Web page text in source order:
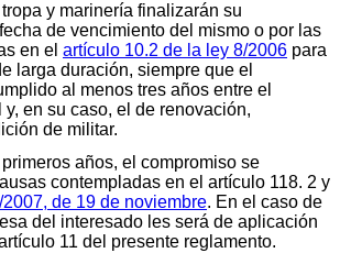
y marinería finalizarán su
de vencimiento del mismo o por las
en el artículo 10.2 de la ley 8/2006 para
larga duración, siempre que el
al menos tres años entre el
en su caso, el de renovación,
de militar.
años, el compromiso se
contempladas en el artículo 118. 2 y
2007, de 19 de noviembre. En el caso de
del interesado les será de aplicación
11 del presente reglamento.